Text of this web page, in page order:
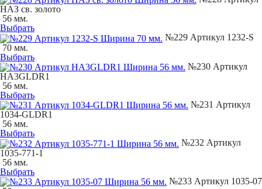
НАЗ св. золото
56 мм.
Выбрать
№229 Артикул 1232-S
70 мм.
Выбрать
№230 Артикул
НA3GLDR1
56 мм.
Выбрать
№231 Артикул
1034-GLDR1
56 мм.
Выбрать
№232 Артикул
1035-771-1
56 мм.
Выбрать
№233 Артикул 1035-07